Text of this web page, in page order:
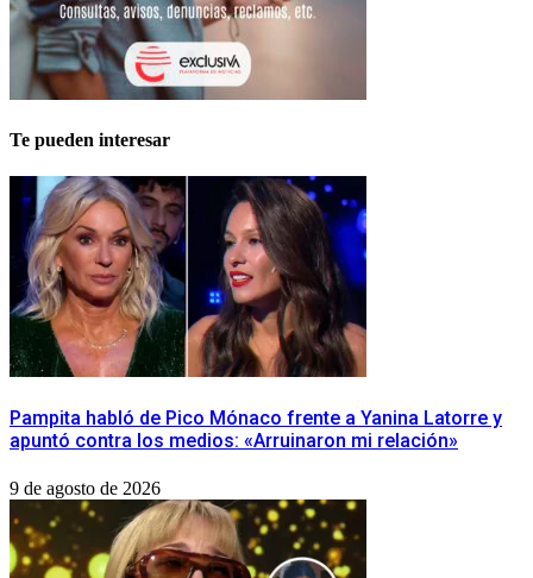
Te pueden interesar
Pampita habló de Pico Mónaco frente a Yanina Latorre y
apuntó contra los medios: «Arruinaron mi relación»
9 de agosto de 2026